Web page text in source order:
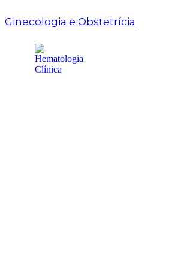
Ginecologia e Obstetrícia